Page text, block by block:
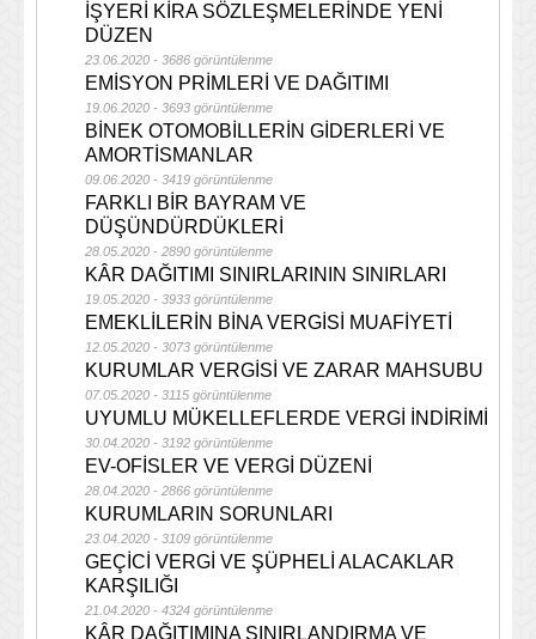
İŞYERİ KİRA SÖZLEŞMELERİNDE YENİ
DÜZEN
23.06.2020 - 3686 görüntülenme
EMİSYON PRİMLERİ VE DAĞITIMI
19.06.2020 - 3693 görüntülenme
BİNEK OTOMOBİLLERİN GİDERLERİ VE
AMORTİSMANLAR
09.06.2020 - 3419 görüntülenme
FARKLI BİR BAYRAM VE
DÜŞÜNDÜRDÜKLERİ
28.05.2020 - 2890 görüntülenme
KÂR DAĞITIMI SINIRLARININ SINIRLARI
19.05.2020 - 3933 görüntülenme
EMEKLİLERİN BİNA VERGİSİ MUAFİYETİ
12.05.2020 - 3073 görüntülenme
KURUMLAR VERGİSİ VE ZARAR MAHSUBU
07.05.2020 - 3115 görüntülenme
UYUMLU MÜKELLEFLERDE VERGİ İNDİRİMİ
30.04.2020 - 3192 görüntülenme
EV-OFİSLER VE VERGİ DÜZENİ
28.04.2020 - 2866 görüntülenme
KURUMLARIN SORUNLARI
23.04.2020 - 3109 görüntülenme
GEÇİCİ VERGİ VE ŞÜPHELİ ALACAKLAR
KARŞILIĞI
21.04.2020 - 4324 görüntülenme
KÂR DAĞITIMINA SINIRLANDIRMA VE